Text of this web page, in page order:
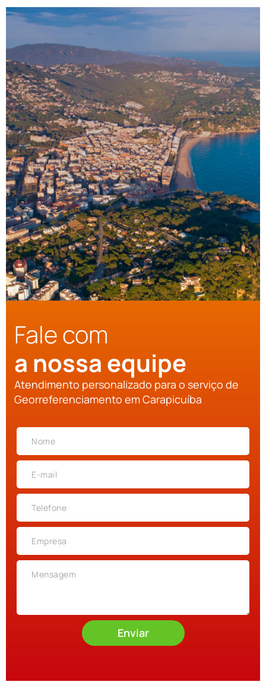
Fale com
a nossa equipe
Atendimento personalizado para o serviço de
Georreferenciamento em Carapicuíba
Enviar